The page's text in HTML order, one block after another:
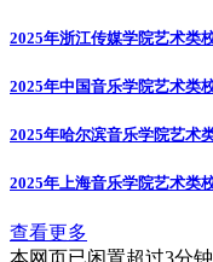
2025年浙江传媒学院艺术类
2025年中国音乐学院艺术类
2025年哈尔滨音乐学院艺术
2025年上海音乐学院艺术类
查看更多